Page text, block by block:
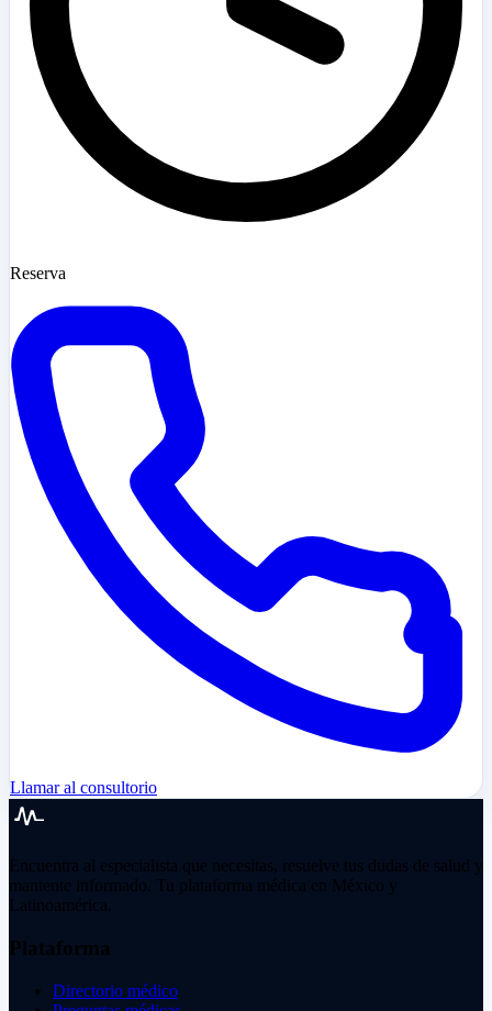
Reserva
Llamar al consultorio
Encuentra al especialista que necesitas, resuelve tus dudas de salud y
mantente informado. Tu plataforma médica en México y
Latinoamérica.
Plataforma
Directorio médico